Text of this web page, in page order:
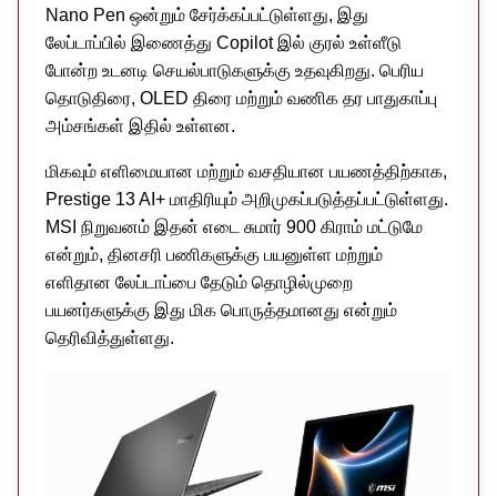
Nano Pen ஒன்றும் சேர்க்கப்பட்டுள்ளது, இது
லேப்டாப்பில் இணைத்து Copilot இல் குரல் உள்ளீடு
போன்ற உடனடி செயல்பாடுகளுக்கு உதவுகிறது. பெரிய
தொடுதிரை, OLED திரை மற்றும் வணிக தர பாதுகாப்பு
அம்சங்கள் இதில் உள்ளன.
மிகவும் எளிமையான மற்றும் வசதியான பயணத்திற்காக,
Prestige 13 AI+ மாதிரியும் அறிமுகப்படுத்தப்பட்டுள்ளது.
MSI நிறுவனம் இதன் எடை சுமார் 900 கிராம் மட்டுமே
என்றும், தினசரி பணிகளுக்கு பயனுள்ள மற்றும்
எளிதான லேப்டாப்பை தேடும் தொழில்முறை
பயனர்களுக்கு இது மிக பொருத்தமானது என்றும்
தெரிவித்துள்ளது.